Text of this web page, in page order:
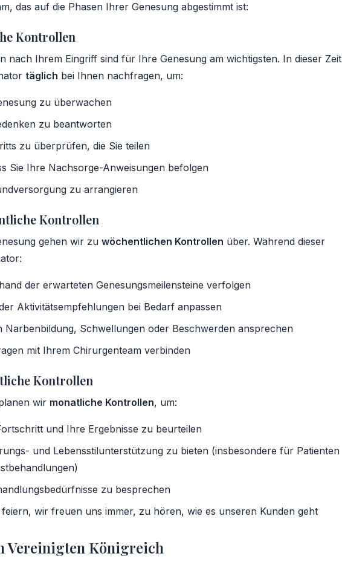
das auf die Phasen Ihrer Genesung abgestimmt ist:
Kontrollen
nach Ihrem Eingriff sind für Ihre Genesung am wichtigsten. In dieser Zeit
täglich bei Ihnen nachfragen, um:
zu überwachen
zu beantworten
zu überprüfen, die Sie teilen
Sie Ihre Nachsorge-Anweisungen befolgen
zu arrangieren
Kontrollen
gehen wir zu wöchentlichen Kontrollen über. Während dieser
der erwarteten Genesungsmeilensteine verfolgen
Aktivitätsempfehlungen bei Bedarf anpassen
Narbenbildung, Schwellungen oder Beschwerden ansprechen
mit Ihrem Chirurgenteam verbinden
Kontrollen
wir monatliche Kontrollen, um:
und Ihre Ergebnisse zu beurteilen
und Lebensstilunterstützung zu bieten (insbesondere für Patienten
zu besprechen
wir freuen uns immer, zu hören, wie es unseren Kunden geht
Vereinigten Königreich